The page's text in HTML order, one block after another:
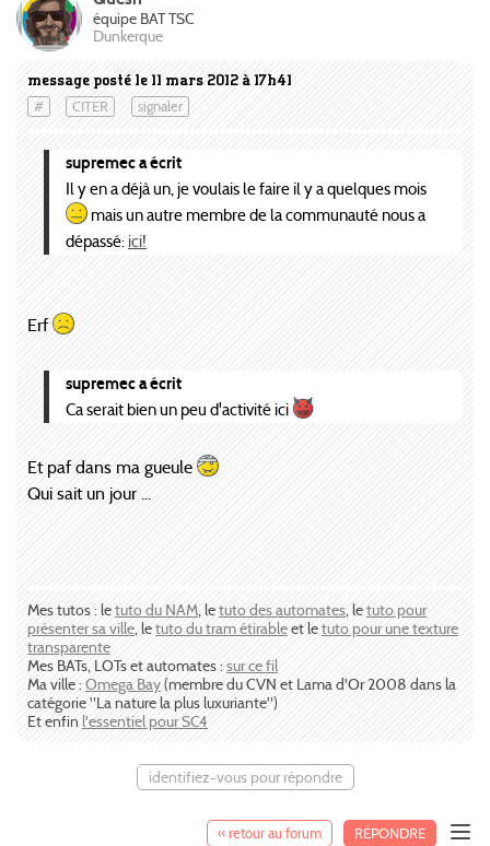
message posté le 11 mars 2012 à 17h41
# CITER signaler
équipe BAT TSC
Dunkerque
supremec a écrit
Il y en a déjà un, je voulais le faire il y a quelques mois
mais un autre membre de la communauté nous a
dépassé: ici!
Erf
supremec a écrit
Ca serait bien un peu d'activité ici
Et paf dans ma gueule
Qui sait un jour ...
Mes tutos : letuto du NAM, letuto des automates, letuto pour
présenter sa ville, letuto du tram étirableet letuto pour une texture
transparente
Mes BATs, LOTs et automates :sur ce fil
Ma ville : Omega Bay(membre du CVN et Lama d'Or 2008 dans la
catégorie "La nature la plus luxuriante")
Et enfin l'essentiel pour SC4
identifiez-vous pour répondre
« retour au forum RÉPONDRE